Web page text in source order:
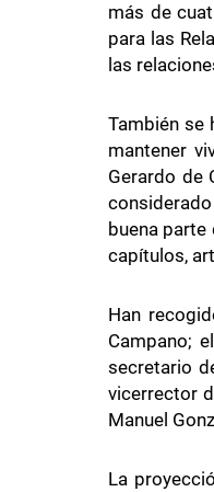
más de
para las
las
También se
mantener
Gerardo de
buena
capítulos,
Han
Campano;
secretario
vicerrector
Manuel
La